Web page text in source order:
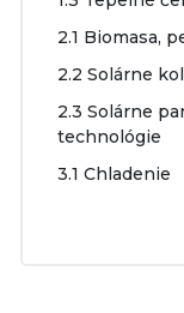
2.1 Biomasa,
2.2 Solárne
2.3 Solárne
technológie
3.1 Chladenie